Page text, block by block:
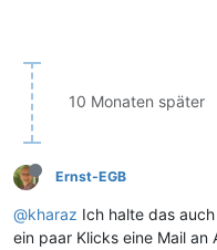
10 Monaten später
Ernst-EGB
@kharaz Ich halte das
ein paar Klicks eine Mail an